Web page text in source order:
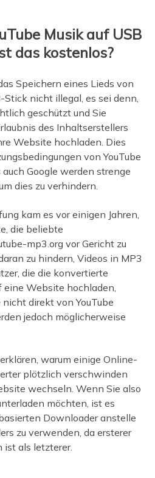
Musik auf USB
das kostenlos?
Speichern eines Lieds von
Stick nicht illegal, es sei denn,
geschützt und Sie
des Inhaltserstellers
Website hochladen. Dies
von YouTube
Google werden strenge
dies zu verhindern.
kam es vor einigen Jahren,
die beliebte
mp3.org vor Gericht zu
zu hindern, Videos in MP3
die die konvertierte
Website hochladen,
direkt von YouTube
jedoch möglicherweise
warum einige Online-
plötzlich verschwinden
wechseln. Wenn Sie also
möchten, ist es
Downloader anstelle
zu verwenden, da ersterer
ist als letzterer.